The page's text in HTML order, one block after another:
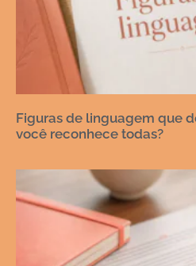
Figuras de linguagem que
você reconhece todas?